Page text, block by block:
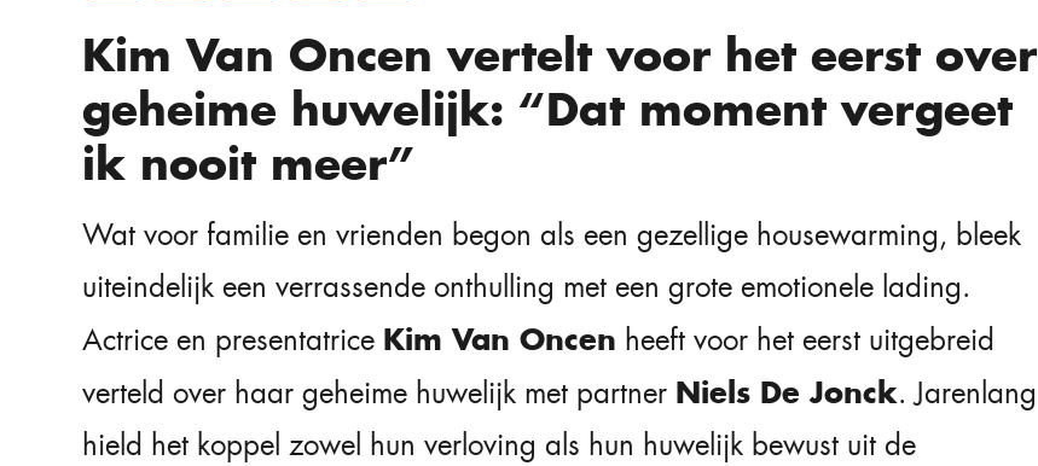
Kim Van Oncen vertelt voor het eerst over
geheime huwelijk: “Dat moment vergeet
ik nooit meer”
Wat voor familie en vrienden begon als een gezellige housewarming, bleek
uiteindelijk een verrassende onthulling met een grote emotionele lading.
Actrice en presentatrice Kim Van Oncen heeft voor het eerst uitgebreid
verteld over haar geheime huwelijk met partner Niels De Jonck. Jarenlang
hield het koppel zowel hun verloving als hun huwelijk bewust uit de